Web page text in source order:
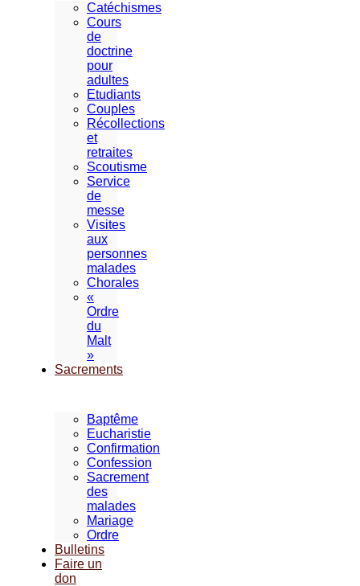
Catéchismes
Cours
de
doctrine
pour
adultes
Etudiants
Couples
Récollections
et
retraites
Scoutisme
Service
de
messe
Visites
aux
personnes
malades
Chorales
«
Ordre
du
Malt
»
Sacrements
Baptême
Eucharistie
Confirmation
Confession
Sacrement
des
malades
Mariage
Ordre
Bulletins
Faire un
don